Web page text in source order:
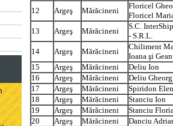
12
Argeş Mărăcineni
Floricel
Floricel
13
Argeş Mărăcineni
S.C.
- S.R.L.
14
Argeş Mărăcineni
Chiliment
Ioana şi
15
Argeş Mărăcineni
Deliu Ion
16
Argeş Mărăcineni
Deliu
17
Argeş Mărăcineni
Spiridon
18
Argeş Mărăcineni
Stanciu Ion
19
Argeş Mărăcineni
Stanciu
20
Argeş Mărăcineni
Danciu